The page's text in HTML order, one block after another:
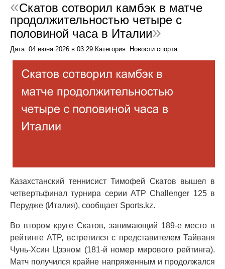
Скатов сотворил камбэк в матче
продолжительностью четыре с
половиной часа в Италии
Дата: 04 июня 2026 в 03:29 Категория: Новости спорта
Казахстанский теннисист Тимофей Скатов вышел в
четвертьфинал турнира серии ATP Challenger 125 в
Перудже (Италия), сообщает Sports.kz.
Во втором круге Скатов, занимающий 189-е место в
рейтинге ATP, встретился с представителем Тайваня
Чунь-Хсин Цзэном (181-й номер мирового рейтинга).
Матч получился крайне напряженным и продолжался